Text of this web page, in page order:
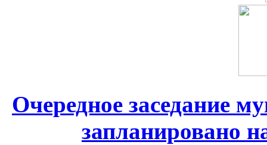
Очередное заседание
запланировано